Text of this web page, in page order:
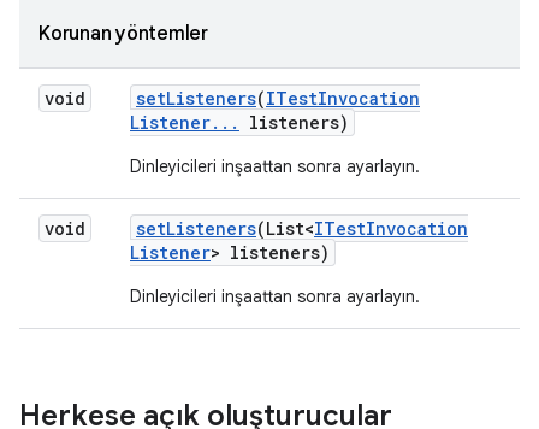
Korunan yöntemler
void setListeners(ITestInvocation
Listener. . . listeners)
Dinleyicileri inşaattan sonra ayarlayın.
void setListeners(List<ITestInvocation
Listener> listeners)
Dinleyicileri inşaattan sonra ayarlayın.
Herkese açık oluşturucular